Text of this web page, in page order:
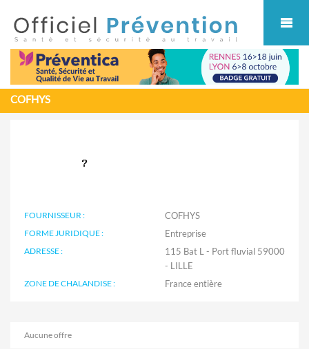
COFHYS
FOURNISSEUR : COFHYS
FORME JURIDIQUE : Entreprise
ADRESSE :
115 Bat L - Port fluvial 59000
- LILLE
ZONE DE CHALANDISE :
Aucune offre